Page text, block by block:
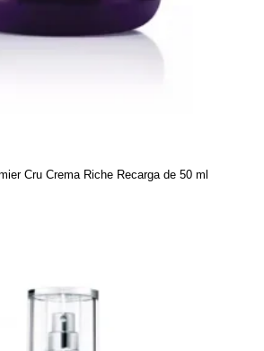
Cru Crema Riche Recarga de 50 ml